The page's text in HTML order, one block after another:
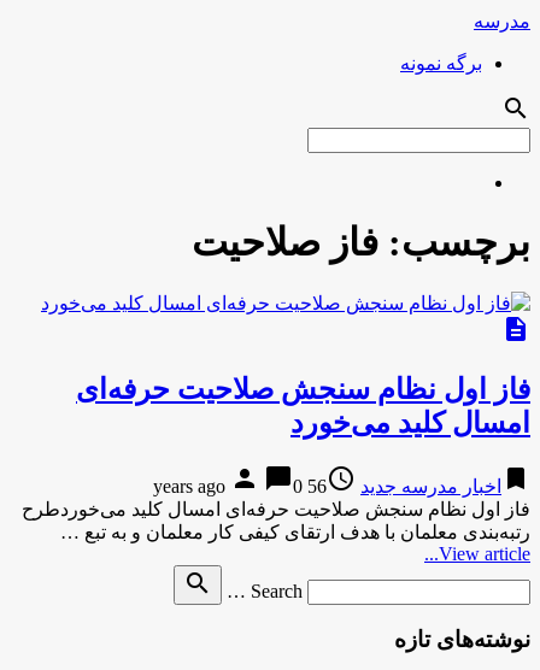
مدرسه
برگه نمونه
search
برچسب: فاز صلاحیت
description
فاز اول نظام سنجش صلاحیت حرفه‌ای
امسال کلید می‌خورد
bookmark اخبار مدرسه جدید access_time
56 years ago
person chat_bubble0
فاز اول نظام سنجش صلاحیت حرفه‌ای امسال کلید می‌خوردطرح
رتبه‌بندی معلمان با هدف ارتقای کیفی کار معلمان و به تبع …
View article...
Search …
search
نوشته‌های تازه